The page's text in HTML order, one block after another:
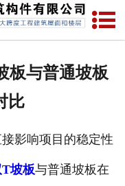
网站首页
板与普通坡板
比
影响项目的稳定性
T坡板与普通坡板在